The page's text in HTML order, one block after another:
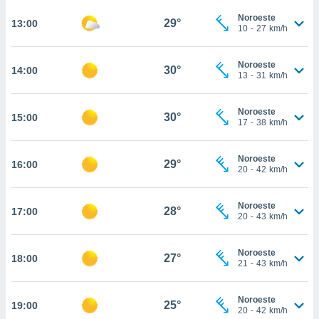
caso,
para
cookies
ou
de
13:00 29°
Noroeste
10 - 27 km/h
14:00 30°
Noroeste
13 - 31 km/h
15:00 30°
Noroeste
17 - 38 km/h
16:00 29°
Noroeste
20 - 42 km/h
17:00 28°
Noroeste
20 - 43 km/h
18:00 27°
Noroeste
21 - 43 km/h
19:00 25°
Noroeste
20 - 42 km/h